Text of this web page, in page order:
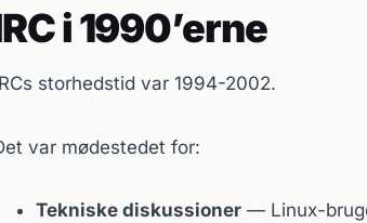
i 1990’erne
storhedstid var 1994-2002.
var mødestedet for:
Tekniske diskussioner — Linux-